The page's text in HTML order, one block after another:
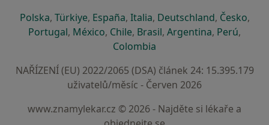
Polskase otevře v nové záložce
, Türkiyese otevře v nové záložce
, Españase otevře v nové záložce
, Italiase otevře v nové záložce
, Deutschlandse otevře v
, Českose
,
Portugalse otevře v nové záložce
, Méxicose otevře v nové záložce
, Chilese otevře v nové záložce
, Brasilse otevře v nové
, Argentinase otevře v
, Perúse
,
Colombia
NAŘÍZENÍ (EU) 2022/2065 (DSA) článek 24: 15.395.179
uživatelů/měsíc - Červen 2026
www.znamylekar.cz © 2026 - Najděte si lékaře a